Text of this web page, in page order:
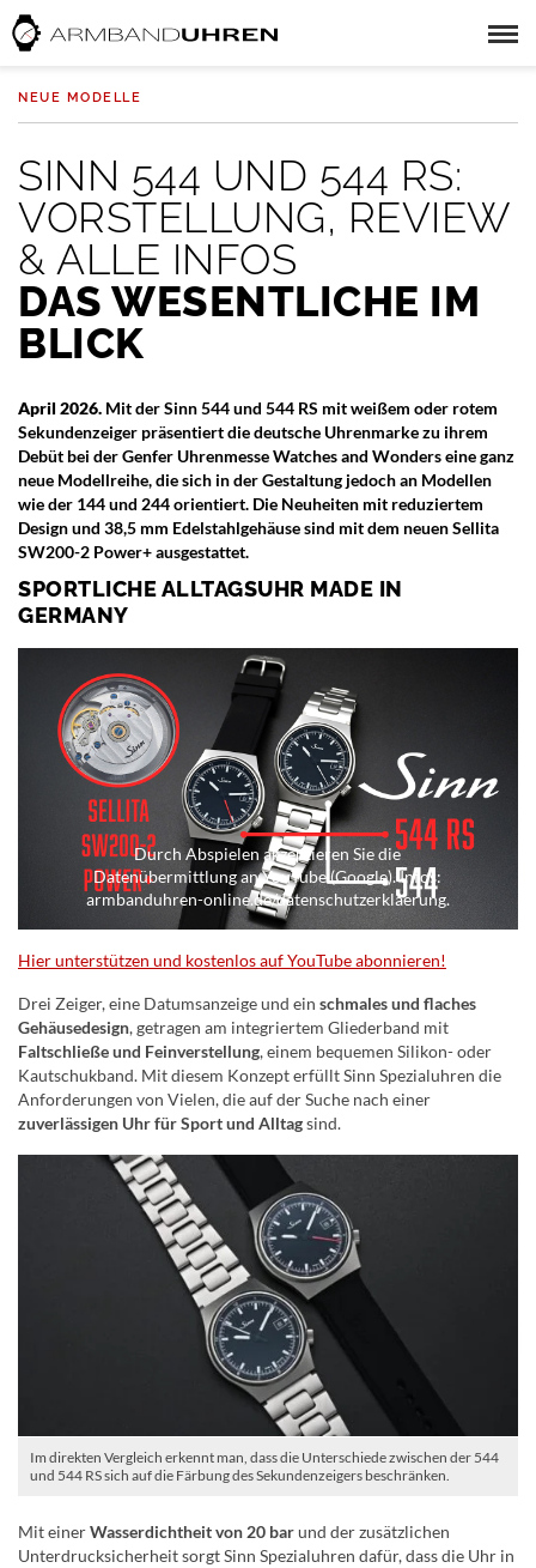
NEUE MODELLE
SINN 544 UND 544 RS:
VORSTELLUNG, REVIEW
& ALLE INFOS
DAS WESENTLICHE IM
BLICK
April 2026. Mit der Sinn 544 und 544 RS mit weißem oder rotem
Sekundenzeiger präsentiert die deutsche Uhrenmarke zu ihrem
Debüt bei der Genfer Uhrenmesse Watches and Wonders eine ganz
neue Modellreihe, die sich in der Gestaltung jedoch an Modellen
wie der 144 und 244 orientiert. Die Neuheiten mit reduziertem
Design und 38,5 mm Edelstahlgehäuse sind mit dem neuen Sellita
SW200-2 Power+ ausgestattet.
SPORTLICHE ALLTAGSUHR MADE IN
GERMANY
Durch Abspielen akzeptieren Sie die
Datenübermittlung an YouTube (Google). Infos:
armbanduhren-online.de/datenschutzerklaerung.
Hier unterstützen und kostenlos auf YouTube abonnieren!
Drei Zeiger, eine Datumsanzeige und ein schmales und flaches
Gehäusedesign, getragen am integriertem Gliederband mit
Faltschließe und Feinverstellung, einem bequemen Silikon- oder
Kautschukband. Mit diesem Konzept erfüllt Sinn Spezialuhren die
Anforderungen von Vielen, die auf der Suche nach einer
zuverlässigen Uhr für Sport und Alltagsind.
Im direkten Vergleich erkennt man, dass die Unterschiede zwischen der 544
und 544 RS sich auf die Färbung des Sekundenzeigers beschränken.
Mit einerWasserdichtheit von 20 barund der zusätzlichen
Unterdrucksicherheit sorgt Sinn Spezialuhren dafür, dass die Uhr in